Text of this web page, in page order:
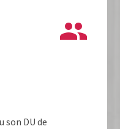


son DU de